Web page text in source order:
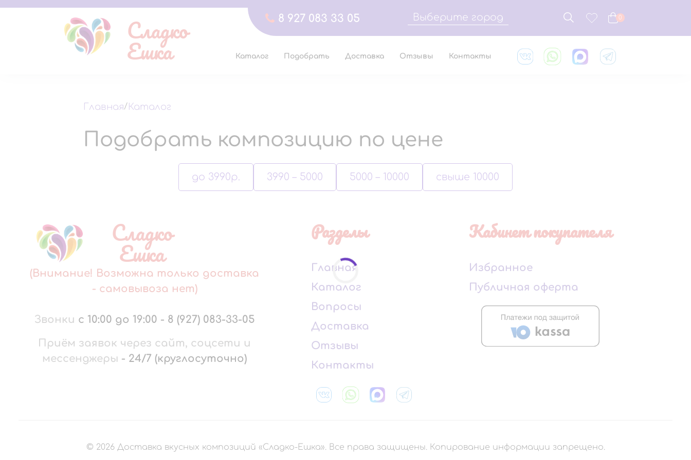
8 927 083 33 05 Выберите город 0
Сладко
Ешка Каталог Подобрать Доставка Отзывы Контакты
Главная/ Каталог
Подобрать композицию по цене
до 3990р. 3990 – 5000 5000 – 10000 свыше 10000
Сладко
Ешка
(Внимание! Возможна только доставка
- самовывоза нет)
Звонки с 10:00 до 19:00 - 8 (927) 083-33-05
Приём заявок через сайт, соцсети и
мессенджеры - 24/7 (круглосуточно)
Разделы
Главная
Каталог
Вопросы
Доставка
Отзывы
Контакты
Кабинет покупателя
Избранное
Публичная оферта
© 2026Доставка вкусных композиций «Сладко-Ешка». Все права защищены. Копирование информации запрещено.